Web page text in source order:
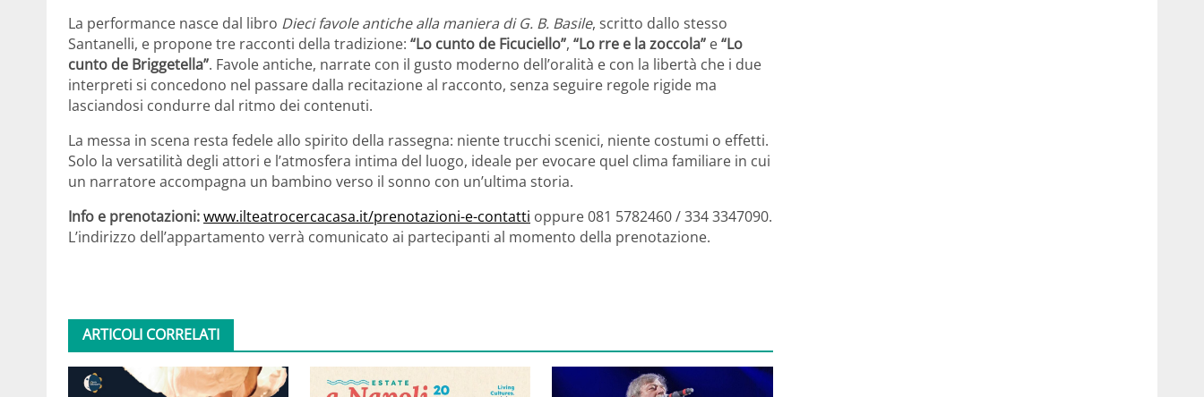
La performance nasce dal libro Dieci favole antiche alla maniera di G. B. Basile, scritto dallo stesso
Santanelli, e propone tre racconti della tradizione: “Lo cunto de Ficuciello”, “Lo rre e la zoccola” e“Lo
cunto de Briggetella”. Favole antiche, narrate con il gusto moderno dell’oralità e con la libertà che i due
interpreti si concedono nel passare dalla recitazione al racconto, senza seguire regole rigide ma
lasciandosi condurre dal ritmo dei contenuti.
La messa in scena resta fedele allo spirito della rassegna: niente trucchi scenici, niente costumi o effetti.
Solo la versatilità degli attori e l’atmosfera intima del luogo, ideale per evocare quel clima familiare in cui
un narratore accompagna un bambino verso il sonno con un’ultima storia.
Info e prenotazioni:www.ilteatrocercacasa.it/prenotazioni-e-contatti oppure 081 5782460 / 334 3347090.
L’indirizzo dell’appartamento verrà comunicato ai partecipanti al momento della prenotazione.
ARTICOLI CORRELATI